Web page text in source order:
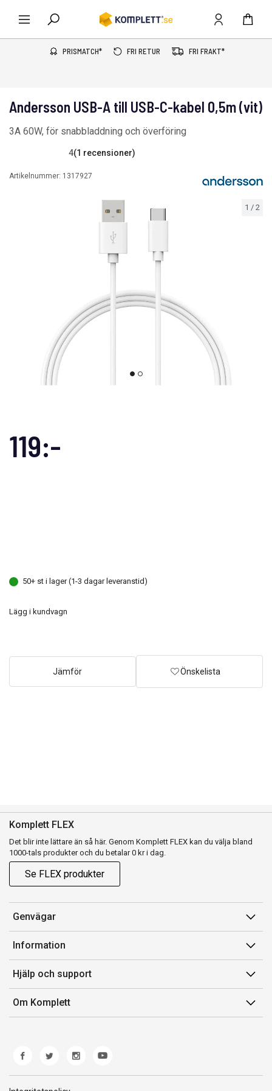
PRISMATCH* FRI RETUR FRI FRAKT*
1 / 2
Andersson USB-A till USB-C-kabel 0,5m (vit)
3A 60W, för snabbladdning och överföring
4(1 recensioner)
Artikelnummer: 1317927
119:-
50+ st i lager (1-3 dagar leveranstid)
Lägg i kundvagn
Jämför Önskelista
Komplett FLEX
Det blir inte lättare än så här. Genom Komplett FLEX kan du välja bland
1000-tals produkter och du betalar 0 kr i dag.
Se FLEX produkter
Genvägar
Konto
Orderhistorik
Presentkort
Komplett Club
Information
Försäljningsvillkor
Medlemsvillkor for Komplett Club
Lediga tjänster
Hjälp och support
Kontakta oss
Kundservice
Produkthjälp och retur
Felsökning och guider
Om Komplett